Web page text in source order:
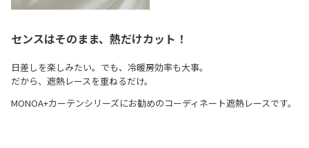
センスはそのまま、熱だけカット！
日差しを楽しみたい。でも、冷暖房効率も大事。
だから、遮熱レースを重ねるだけ。
MONOA+カーテンシリーズにお勧めのコーディネート遮熱レースです。